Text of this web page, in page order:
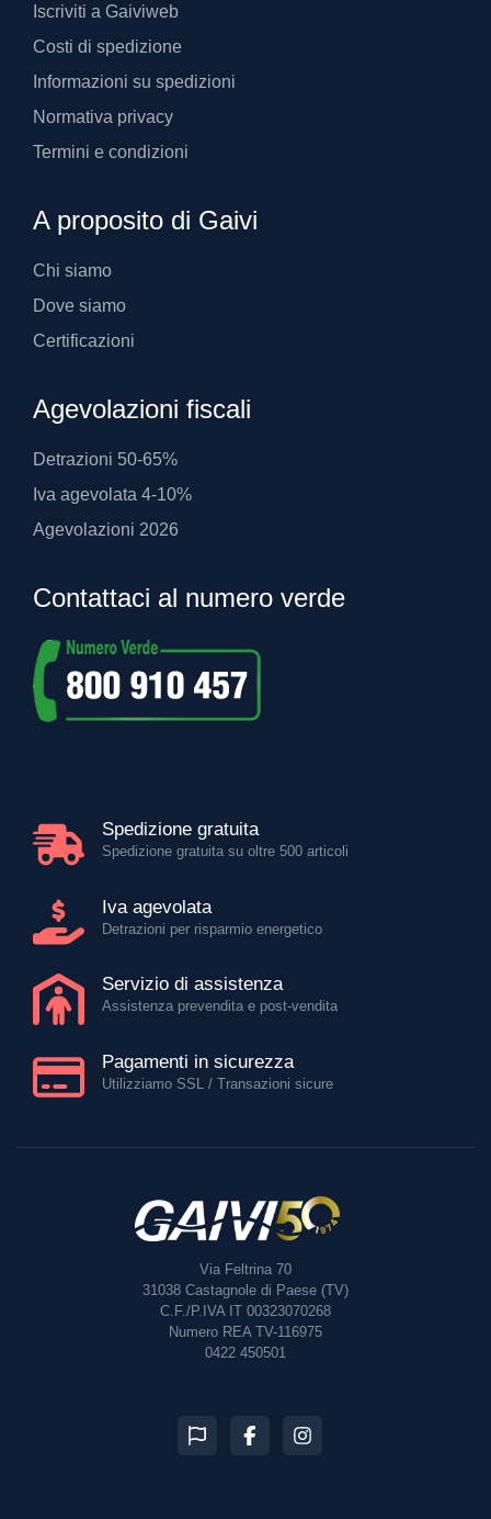
Iscriviti a Gaiviweb
Costi di spedizione
Informazioni su spedizioni
Normativa privacy
Termini e condizioni
A proposito di Gaivi
Chi siamo
Dove siamo
Certificazioni
Agevolazioni fiscali
Detrazioni 50-65%
Iva agevolata 4-10%
Agevolazioni 2026
Contattaci al numero verde
Spedizione gratuita
Spedizione gratuita su oltre 500 articoli
Iva agevolata
Detrazioni per risparmio energetico
Servizio di assistenza
Assistenza prevendita e post-vendita
Pagamenti in sicurezza
Utilizziamo SSL / Transazioni sicure
Via Feltrina 70
31038 Castagnole di Paese (TV)
C.F./P.IVA IT 00323070268
Numero REA TV-116975
0422 450501